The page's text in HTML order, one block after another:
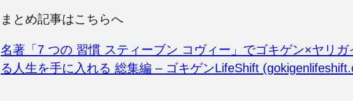
まとめ記事はこちらへ
名著「7 つの 習慣 スティーブン コヴィー」でゴキゲン×ヤリガ
る人生を手に入れる 総集編 – ゴキゲンLifeShift